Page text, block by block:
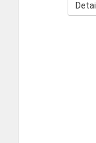
Detail